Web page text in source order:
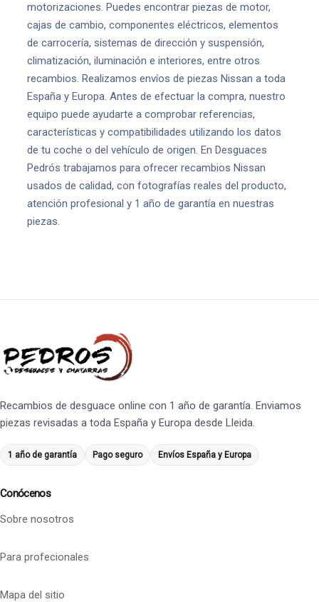
motorizaciones. Puedes encontrar piezas de motor,
cajas de cambio, componentes eléctricos, elementos
de carrocería, sistemas de dirección y suspensión,
climatización, iluminación e interiores, entre otros
recambios. Realizamos envíos de piezas Nissan a toda
España y Europa. Antes de efectuar la compra, nuestro
equipo puede ayudarte a comprobar referencias,
características y compatibilidades utilizando los datos
de tu coche o del vehículo de origen. En Desguaces
Pedrós trabajamos para ofrecer recambios Nissan
usados de calidad, con fotografías reales del producto,
atención profesional y 1 año de garantía en nuestras
piezas.
Recambios de desguace online con 1 año de garantía. Enviamos
piezas revisadas a toda España y Europa desde Lleida.
1 año de garantía Pago seguro Envíos España y Europa
Conócenos
Sobre nosotros
Para profecionales
Mapa del sitio